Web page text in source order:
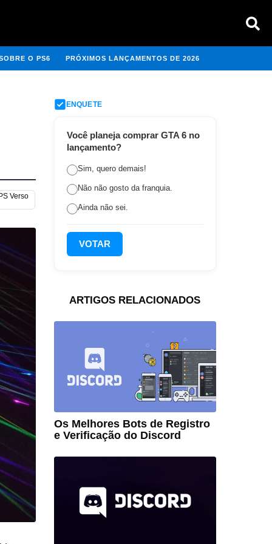
O PS6 PRÓXIMOS LANÇAMENTOS DE 2026
Verso
ENQUETE
Você planeja comprar GTA 6 no
lançamento?
Sim, quero demais!
Não não gosto da franquia.
Ainda não sei.
VOTAR
ARTIGOS RELACIONADOS
Os Melhores Bots de Registro
e Verificação do Discord